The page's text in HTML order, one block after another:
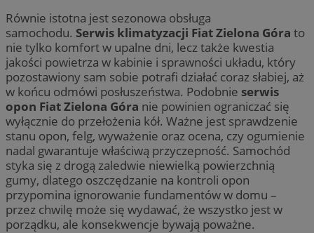
Równie istotna jest sezonowa obsługa
samochodu. Serwis klimatyzacji Fiat Zielona Góra to
nie tylko komfort w upalne dni, lecz także kwestia
jakości powietrza w kabinie i sprawności układu, który
pozostawiony sam sobie potrafi działać coraz słabiej, aż
w końcu odmówi posłuszeństwa. Podobnie serwis
opon Fiat Zielona Góra nie powinien ograniczać się
wyłącznie do przełożenia kół. Ważne jest sprawdzenie
stanu opon, felg, wyważenie oraz ocena, czy ogumienie
nadal gwarantuje właściwą przyczepność. Samochód
styka się z drogą zaledwie niewielką powierzchnią
gumy, dlatego oszczędzanie na kontroli opon
przypomina ignorowanie fundamentów w domu –
przez chwilę może się wydawać, że wszystko jest w
porządku, ale konsekwencje bywają poważne.